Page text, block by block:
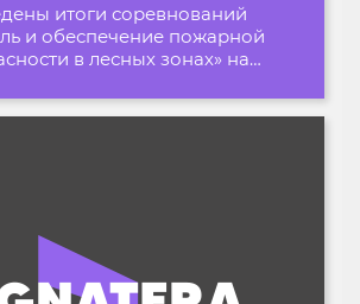
итоги соревнований
и обеспечение пожарной
в лесных зонах» на